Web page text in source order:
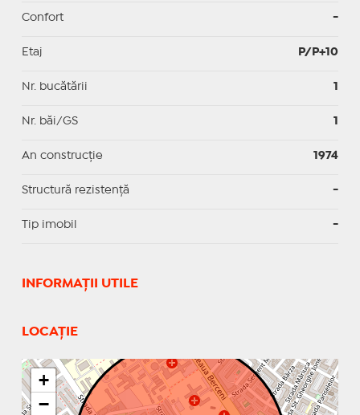
Confort -
Etaj P/P+10
Nr. bucătării 1
Nr. băi/GS 1
An construcție 1974
Structură rezistență -
Tip imobil -
INFORMAŢII UTILE
LOCAȚIE
+
−